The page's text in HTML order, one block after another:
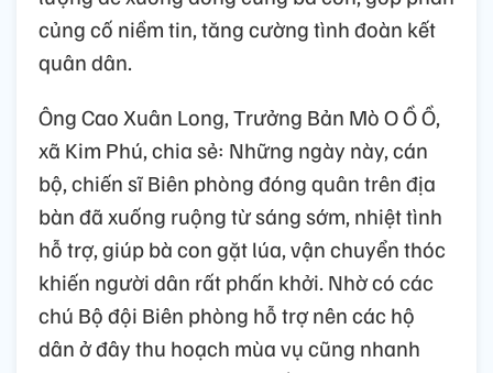
củng cố niềm tin, tăng cường tình đoàn kết
quân dân.
Ông Cao Xuân Long, Trưởng Bản Mò O Ồ Ồ,
xã Kim Phú, chia sẻ: Những ngày này, cán
bộ, chiến sĩ Biên phòng đóng quân trên địa
bàn đã xuống ruộng từ sáng sớm, nhiệt tình
hỗ trợ, giúp bà con gặt lúa, vận chuyển thóc
khiến người dân rất phấn khởi. Nhờ có các
chú Bộ đội Biên phòng hỗ trợ nên các hộ
dân ở đây thu hoạch mùa vụ cũng nhanh